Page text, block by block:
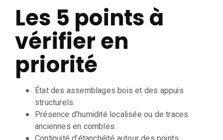
Les 5 points à
vérifier en
priorité
État des assemblages bois et des appuis
structurels.
Présence d’humidité localisée ou de traces
anciennes en combles.